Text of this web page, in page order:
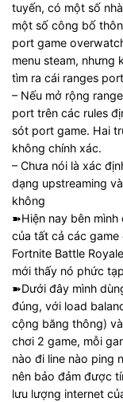
tuyến, có một số
một số công bố
port game
menu steam, nhưng
tìm ra cái ranges
– Nếu mở rộng
port trên các rules
sót port game. Hai
không chính xác.
– Chưa nói là xác
dạng upstreaming
không
➽Hiện nay bên mình
của tất cả các game
Fortnite Battle
mới thấy nó phức
➽Dưới đây mình
đúng, với load
cộng băng thông)
chơi 2 game, mỗi
nào đi line nào ping
nên bảo đảm được
lưu lượng internet